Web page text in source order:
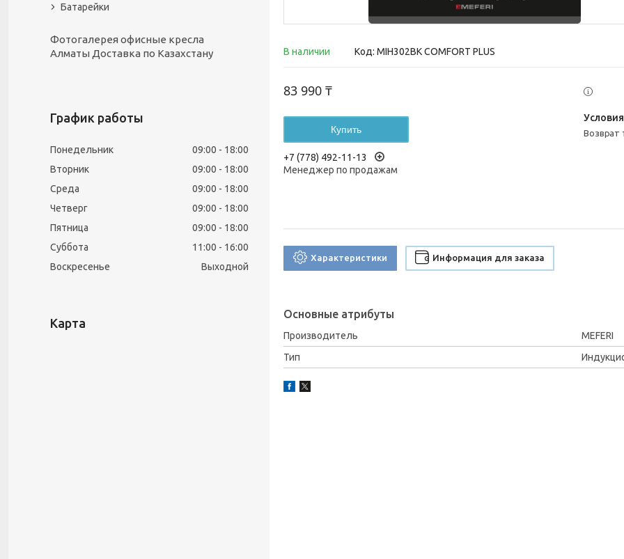
В наличии Код: MIH302BK COMFORT PLUS
83 990 ₸
Купить
+7 (778) 492-11-13
Менеджер по продажам
Характеристики Информация для заказа
Основные атрибуты
Производитель
MEFERI
Тип
Батарейки
Фотогалерея офисные кресла
Алматы Доставка по Казахстану
График работы
Понедельник 09:00
18:00
Вторник
09:00
18:00
Среда
09:00
18:00
Четверг
09:00
18:00
Пятница
09:00
18:00
Суббота
11:00
16:00
Воскресенье
Выходной
Карта